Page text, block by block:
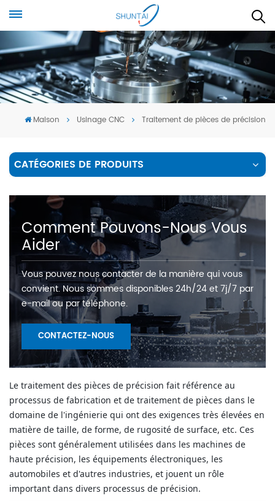
Maison Usinage CNC Traitement de pièces de précision
CATÉGORIES DE PRODUITS
Comment Pouvons-Nous Vous
Aider
Vous pouvez nous contacter de la manière qui vous
convient. Nous sommes disponibles 24h/24 et 7j/7 par
e-mail ou par téléphone.
CONTACTEZ-NOUS
Le traitement des pièces de précision fait référence au
processus de fabrication et de traitement de pièces dans le
domaine de l'ingénierie qui ont des exigences très élevées en
matière de taille, de forme, de rugosité de surface, etc. Ces
pièces sont généralement utilisées dans les machines de
haute précision, les équipements électroniques, les
automobiles et d'autres industries, et jouent un rôle
important dans divers processus de précision.